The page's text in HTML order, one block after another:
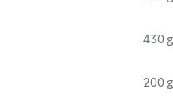
430 g
200 g